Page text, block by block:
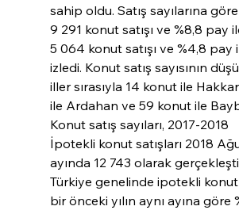
sahip oldu. Satış sayılarına
9 291 konut satışı ve %8,8 pay
5 064 konut satışı ve %4,8 pay
izledi. Konut satış sayısının
iller sırasıyla 14 konut ile
ile Ardahan ve 59 konut ile
Konut satış sayıları, 2017-2018
İpotekli konut satışları 2018
ayında 12 743 olarak gerçekleşti
Türkiye genelinde ipotekli konut
bir önceki yılın aynı ayına göre